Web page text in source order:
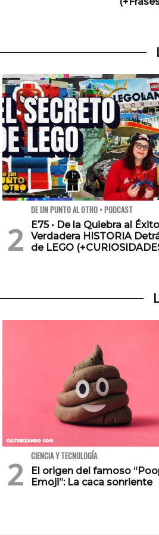
DE UN PUNTO AL OTRO • PODCAST
E75 • De la Quiebra al
Verdadera HISTORIA
de LEGO
CIENCIA Y TECNOLOGÍA
El origen del famoso
Emoji”: La caca sonriente